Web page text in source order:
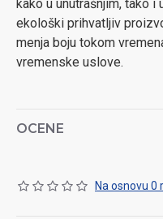
kako u unutrašnjim, tako i
ekološki prihvatljiv
menja boju tokom
vremenske uslove.
OCENE
Na osnovu 0